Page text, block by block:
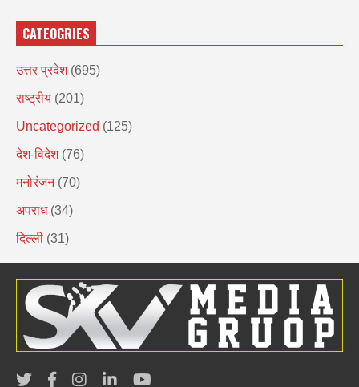
CATEOGRIES
उत्तर प्रदेश (695)
राष्ट्रीय (201)
Uncategorized (125)
देश-विदेश (76)
मनोरंजन (70)
अपराध (34)
दिल्ली (31)